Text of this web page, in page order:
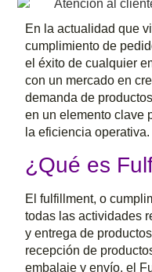
En la actualidad que
cumplimiento de
el éxito de cualquier
con un mercado en
demanda de
en un elemento clave
la eficiencia operativa.
¿Qué es
El fulfillment, o
todas las actividades
y entrega de
recepción de
embalaje y envío, el